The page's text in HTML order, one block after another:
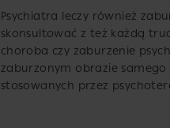
Psychiatra leczy również
skonsultować z też każdą
choroba czy zaburzenie
zaburzonym obrazie samego
stosowanych przez